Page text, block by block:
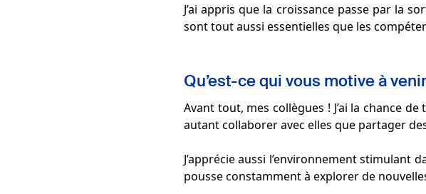
J’ai appris que la croissance passe par la
sont tout aussi essentielles que les
Qu’est-ce qui vous motive à
Avant tout, mes collègues ! J’ai la chance
autant collaborer avec elles que partager
J’apprécie aussi l’environnement stimulant
pousse constamment à explorer de